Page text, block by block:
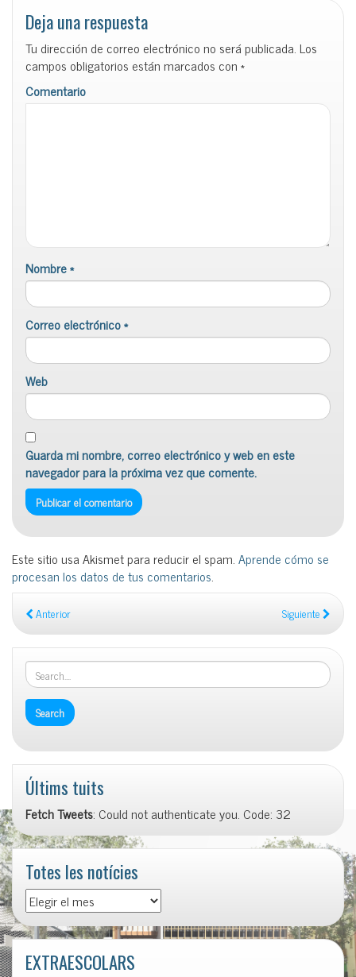
Deja una respuesta
Tu dirección de correo electrónico no será publicada. Los
campos obligatorios están marcados con*
Comentario
Nombre*
Correo electrónico*
Web
Guarda mi nombre, correo electrónico y web en este
navegador para la próxima vez que comente.
Este sitio usa Akismet para reducir el spam.Aprende cómo se
procesan los datos de tus comentarios.
Anterior Siguiente
Últims tuits
Fetch Tweets: Could not authenticate you. Code: 32
Totes les notícies
Totes
les
notícies
EXTRAESCOLARS